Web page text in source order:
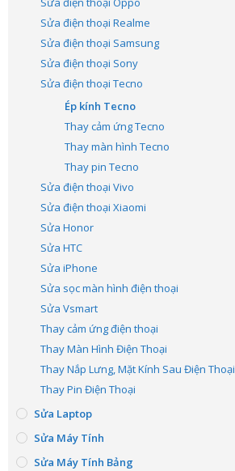
Sửa điện thoại Realme
Sửa điện thoại Samsung
Sửa điện thoại Sony
Sửa điện thoại Tecno
Ép kính Tecno
Thay cảm ứng Tecno
Thay màn hình Tecno
Thay pin Tecno
Sửa điện thoại Vivo
Sửa điện thoại Xiaomi
Sửa Honor
Sửa HTC
Sửa iPhone
Sửa sọc màn hình điện thoại
Sửa Vsmart
Thay cảm ứng điện thoại
Thay Màn Hình Điện Thoại
Thay Nắp Lưng, Mặt Kính Sau Điện Thoại
Thay Pin Điện Thoại
Sửa Laptop
Sửa Máy Tính
Sửa Máy Tính Bảng